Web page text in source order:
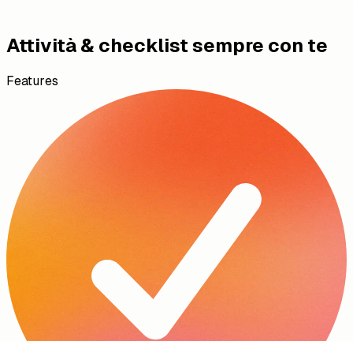
Attività & checklist sempre con te
Features